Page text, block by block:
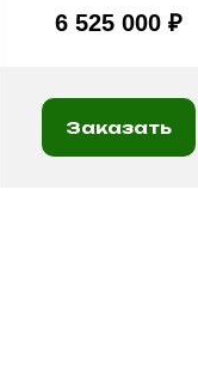
6 525 000 ₽
Заказать